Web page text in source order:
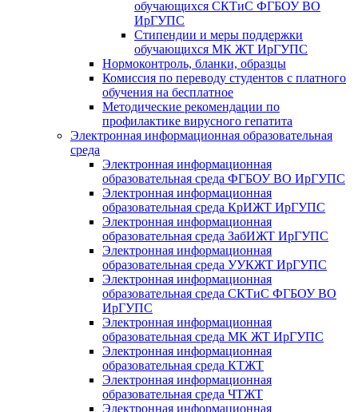
обучающихся СКТиС ФГБОУ ВО
ИрГУПС
Стипендии и меры поддержки
обучающихся МК ЖТ ИрГУПС
Нормоконтроль, бланки, образцы
Комиссия по переводу студентов с платного
обучения на бесплатное
Методические рекомендации по
профилактике вирусного гепатита
Электронная информационная образовательная
среда
Электронная информационная
образовательная среда ФГБОУ ВО ИрГУПС
Электронная информационная
образовательная среда КрИЖТ ИрГУПС
Электронная информационная
образовательная среда ЗабИЖТ ИрГУПС
Электронная информационная
образовательная среда УУКЖТ ИрГУПС
Электронная информационная
образовательная среда СКТиС ФГБОУ ВО
ИрГУПС
Электронная информационная
образовательная среда МК ЖТ ИрГУПС
Электронная информационная
образовательная среда КТЖТ
Электронная информационная
образовательная среда ЧТЖТ
Электронная информационная